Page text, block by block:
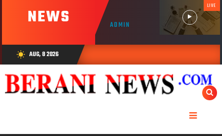
NEWS ADMIN
LIVE
wb_sunny AUG, 8 2026